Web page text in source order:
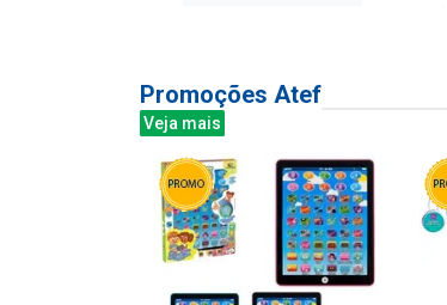
Promoções Atef
Veja mais